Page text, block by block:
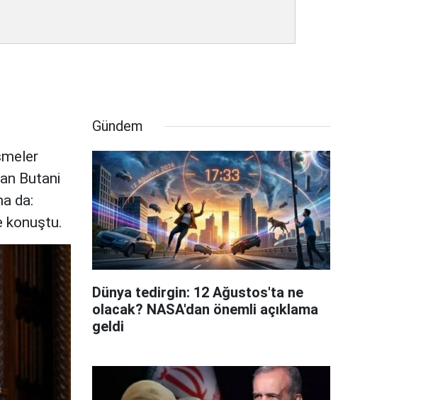
Butani
da:
konuştu.
Gündem
Dünya tedirgin: 12 Ağustos'ta ne
olacak? NASA'dan önemli açıklama
geldi